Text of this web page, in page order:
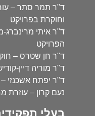
ד"ר תמר סתר –
וחוקרת בפרויקט
ד"ר איתי מרינברג-
הפרויקט
ד"ר חן שטרס –
ד"ר מוריה דיין-
ד"ר יפתח אשכנזי
נעם קרון – עוזרת
בעלי